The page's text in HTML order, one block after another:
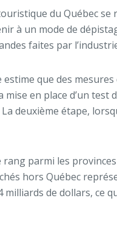
du Québec
à un mode de
faites par
estime que des
mise en place d’un
deuxième étape,
rang parmi les
hors Québec
de dollars, ce